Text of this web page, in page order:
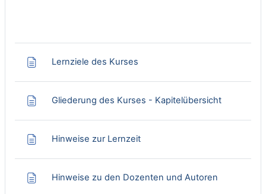
Lernziele des Kurses
Gliederung des Kurses - KapitelübersichtPage
Hinweise zur LernzeitPage
Hinweise zu den Dozenten und Autoren